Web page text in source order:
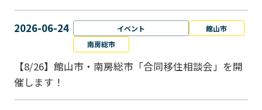
2026-06-24 イベント
館山市
南房総市
【8/26】館山市・南房総市「合同移住相談会」を開
催します！